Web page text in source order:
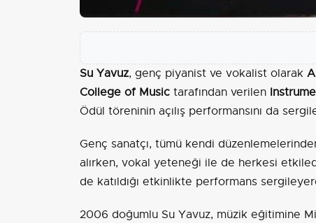
Su Yavuz, genç piyanist ve vokalist olarak
College of Music tarafından verilen
Ödül töreninin açılış performansını da
Genç sanatçı, tümü kendi
alırken, vokal yeteneği ile de herkesi
de katıldığı etkinlikte performans
2006 doğumlu Su Yavuz, müzik eğitimine